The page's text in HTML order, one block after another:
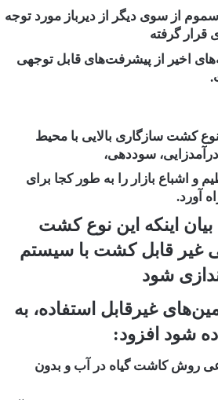
از سوی دیگر از دیرباز مورد توجه
گرفته
اخیر از پیشرفت‌های قابل توجهی
نوع کشت سازگاری بالایی با محیط
سوددهی،
و اشباع بازار را به طور کجا برای
آورد.
اینکه این نوع کشت
غیر قابل کشت با سیستم
شود
غیرقابل استفاده، به
شود افزود:
روش کاشت گیاه در آب و بدون